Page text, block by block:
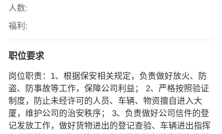
人数:
福利:
职位要求
岗位职责：1、根据保安相关规定，负责做好放火、防
盗、防事故等工作，保障公司利益； 2、严格按照验证
制度，防止未经许可的人员、车辆、物资擅自进入大
厦，维护公司的治安秩序； 3、负责做好公司信件的登
记发放工作，做好货物进出的登记查验、车辆进出指挥